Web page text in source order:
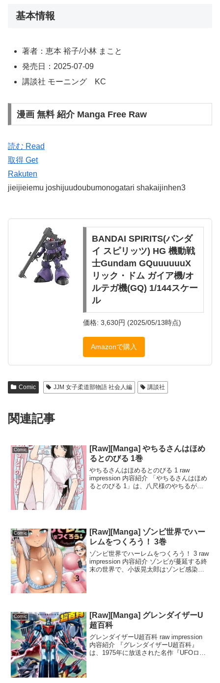
基本情報
著者：恵本 裕子/小林 まこと
発売日：2025-07-09
講談社 モーニング KC
漫画 無料 紹介 Manga Free Raw
読む Read
取得 Get
Rakuten
jieijieiemu joshijuudoubumonogatari shakaijinhen3
BANDAI SPIRITS(バンダ
イ スピリッツ) HG 機動戦
士Gundam GQuuuuuuX
リック・ドム ガイア機/オ
ルテガ機(GQ) 1/144スケー
ル
価格: 3,630円 (2025/05/13時点)
Amazonで購入
Comic JJM 女子柔道部物語 社会人編 講談社
関連記事
Comic
[Raw][Manga] やちるさんはほめ
るとのびる 1巻
やちるさんはほめるとのびる 1 raw
impression 内容紹介 「やちるさんはほめ
るとのびる 1」は、八尺様のやちるが人
Comic
[Raw][Manga] ゾンビ世界でハー
レムをつくろう！ 3巻
ゾンビ世界でハーレムをつくろう！ 3 raw
impression 内容紹介 ゾンビが蔓延する終
末の世界で、小坂晃太郎はゾンビ感染を
Comic
[Raw][Manga] グレンダイザーU
超百科
グレンダイザーU超百科 raw impression
内容紹介 『グレンダイザーU超百科』
は、1975年に放送された名作『UFOロボ